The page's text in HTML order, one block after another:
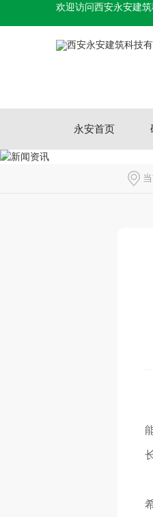
欢迎访问西安永安建
永安首页